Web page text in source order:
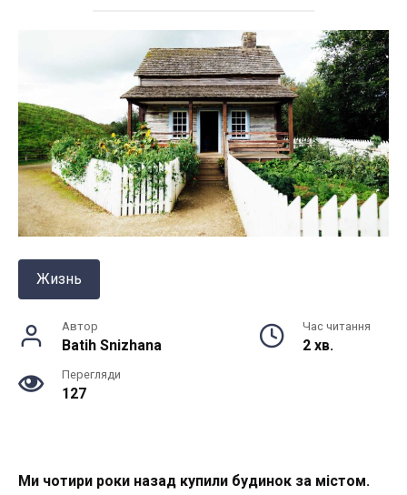
Жизнь
Автор
Batih Snizhana
Час читання
2 хв.
Перегляди
127
Ми чотири роки назад купили будинок за містом.